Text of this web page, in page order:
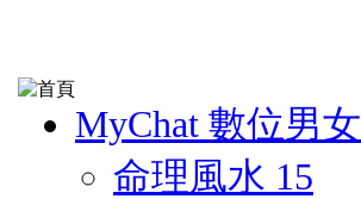
MyChat 數位男女
命理風水 15